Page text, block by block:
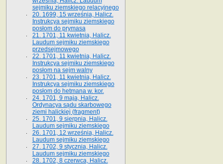
sejmiku ziemskiego relacyjnego
20. 1699, 15 września, Halicz.
Instrukcya sejmiku ziemskiego
posłom do prymasa
21. 1701, 11 kwietnia, Halicz.
Laudum sejmiku ziemskiego
przedsejmowego
22. 1701, 11 kwietnia, Halicz.
Instrukcya sejmiku ziemskiego
posłom na sejm walny
23. 1701, 11 kwietnia, Halicz.
Instrukcya sejmiku ziemskiego
posłom do hetmana w. kor.
24. 1701, 9 maja, Halicz.
Ordynacya sądu skarbowego
ziemi halickiej (fragment)
25. 1701, 9 sierpnia, Halicz.
Laudum sejmiku ziemskiego
26. 1701, 12 września, Halicz.
Laudum sejmiku ziemskiego
27. 1702, 9 stycznia, Halicz.
Laudum sejmiku ziemskiego
28. 1702, 8 czerwca, Halicz.